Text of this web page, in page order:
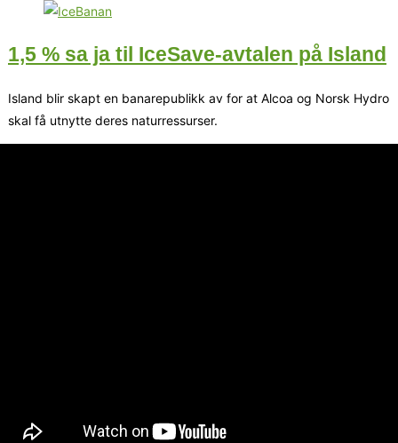
1,5 % sa ja til IceSave-avtalen på Island
Island blir skapt en banarepublikk av for at Alcoa og Norsk Hydro
skal få utnytte deres naturressurser.